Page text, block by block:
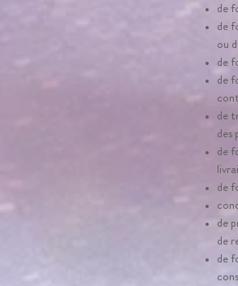
de
de
ou
de
de
de
des
de
de
de
de
de